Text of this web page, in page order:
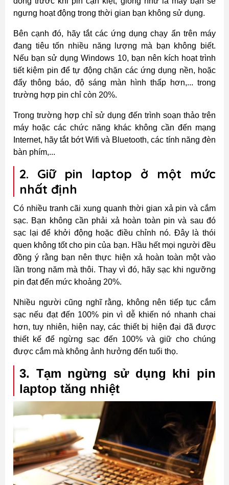
ngưng hoạt động trong thời gian bạn không sử dụng.
Bên cạnh đó, hãy tắt các ứng dụng chạy ẩn trên máy
đang tiêu tốn nhiều năng lượng mà bạn không biết.
Nếu bạn sử dụng Windows 10, bạn nên kích hoạt trình
tiết kiệm pin để tự động chặn các ứng dụng nền, hoặc
đẩy thông báo, độ sáng màn hình thấp hơn,... trong
trường hợp pin chỉ còn 20%.
Trong trường hợp chỉ sử dụng đến trình soạn thảo trên
máy hoặc các chức năng khác không cần đến mạng
Internet, hãy tắt bớt Wifi và Bluetooth, các tính năng đèn
bàn phím,...
2. Giữ pin laptop ở một mức
nhất định
Có nhiều tranh cãi xung quanh thời gian xả pin và cắm
sạc. Bạn không cần phải xả hoàn toàn pin và sau đó
sạc lại để khởi động hoặc điều chỉnh nó. Đây là thói
quen không tốt cho pin của bạn. Hầu hết mọi người đều
đồng ý rằng bạn nên thực hiện xả hoàn toàn một vào
lần trong năm mà thôi. Thay vì đó, hãy sạc khi ngưỡng
pin đạt đến mức khoảng 20%.
Nhiều người cũng nghĩ rằng, không nên tiếp tục cắm
sạc nếu đạt đến 100% pin vì dễ khiến nó nhanh chai
hơn, tuy nhiên, hiện nay, các thiết bị hiện đại đã được
thiết kế để ngừng sạc đến 100% và giữ cho chúng
được cắm mà không ảnh hưởng đến tuổi thọ.
3. Tạm ngừng sử dụng khi pin
laptop tăng nhiệt